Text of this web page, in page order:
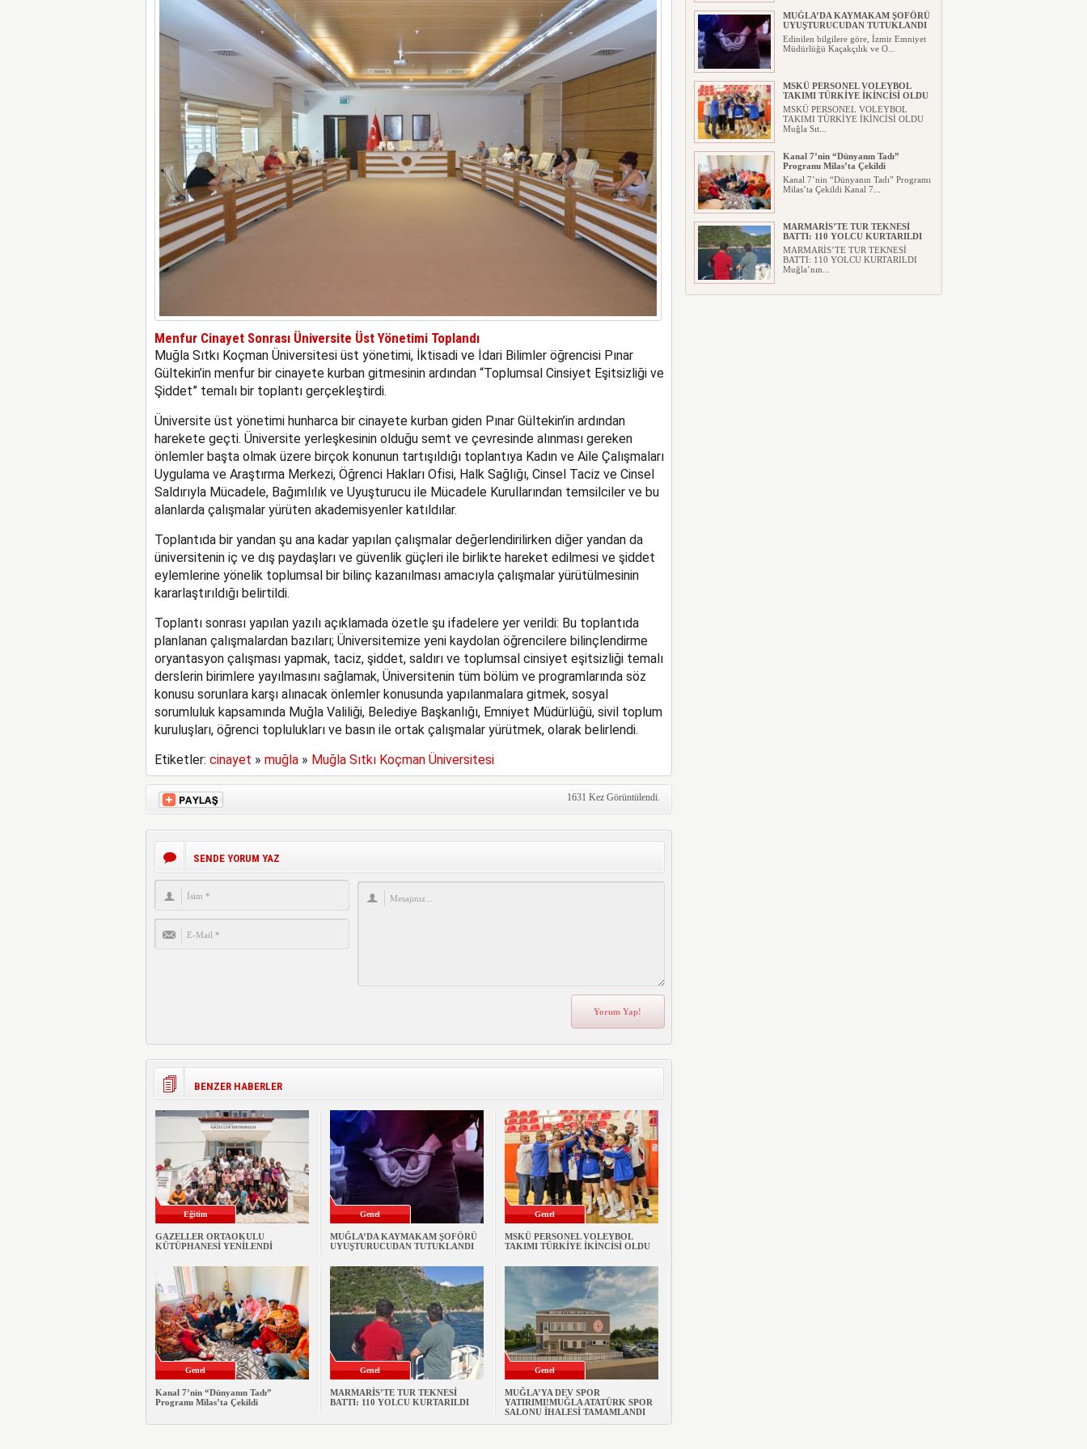
Menfur Cinayet Sonrası Üniversite Üst Yönetimi Toplandı
Muğla Sıtkı Koçman Üniversitesi üst yönetimi, İktisadi ve İdari Bilimler öğrencisi Pınar
Gültekin’in menfur bir cinayete kurban gitmesinin ardından “Toplumsal Cinsiyet Eşitsizliği ve
Şiddet” temalı bir toplantı gerçekleştirdi.
Üniversite üst yönetimi hunharca bir cinayete kurban giden Pınar Gültekin’in ardından
harekete geçti. Üniversite yerleşkesinin olduğu semt ve çevresinde alınması gereken
önlemler başta olmak üzere birçok konunun tartışıldığı toplantıya Kadın ve Aile Çalışmaları
Uygulama ve Araştırma Merkezi, Öğrenci Hakları Ofisi, Halk Sağlığı, Cinsel Taciz ve Cinsel
Saldırıyla Mücadele, Bağımlılık ve Uyuşturucu ile Mücadele Kurullarından temsilciler ve bu
alanlarda çalışmalar yürüten akademisyenler katıldılar.
Toplantıda bir yandan şu ana kadar yapılan çalışmalar değerlendirilirken diğer yandan da
üniversitenin iç ve dış paydaşları ve güvenlik güçleri ile birlikte hareket edilmesi ve şiddet
eylemlerine yönelik toplumsal bir bilinç kazanılması amacıyla çalışmalar yürütülmesinin
kararlaştırıldığı belirtildi.
Toplantı sonrası yapılan yazılı açıklamada özetle şu ifadelere yer verildi: Bu toplantıda
planlanan çalışmalardan bazıları; Üniversitemize yeni kaydolan öğrencilere bilinçlendirme
oryantasyon çalışması yapmak, taciz, şiddet, saldırı ve toplumsal cinsiyet eşitsizliği temalı
derslerin birimlere yayılmasını sağlamak, Üniversitenin tüm bölüm ve programlarında söz
konusu sorunlara karşı alınacak önlemler konusunda yapılanmalara gitmek, sosyal
sorumluluk kapsamında Muğla Valiliği, Belediye Başkanlığı, Emniyet Müdürlüğü, sivil toplum
kuruluşları, öğrenci toplulukları ve basın ile ortak çalışmalar yürütmek, olarak belirlendi.
Etiketler: cinayet » muğla» Muğla Sıtkı Koçman Üniversitesi
1631 Kez Görüntülendi.
SENDE YORUM YAZ
BENZER HABERLER
Eğitim
GAZELLER ORTAOKULU
KÜTÜPHANESİ YENİLENDİ
Genel
MUĞLA’DA KAYMAKAM ŞOFÖRÜ
UYUŞTURUCUDAN TUTUKLANDI
Genel
MSKÜ PERSONEL VOLEYBOL
TAKIMI TÜRKİYE İKİNCİSİ OLDU
Genel
Kanal 7’nin “Dünyanın Tadı”
Programı Milas’ta Çekildi
Genel
MARMARİS’TE TUR TEKNESİ
BATTI: 110 YOLCU KURTARILDI
Genel
MUĞLA’YA DEV SPOR
YATIRIMI!MUĞLA ATATÜRK SPOR
SALONU İHALESİ TAMAMLANDI
MUĞLA’DA KAYMAKAM ŞOFÖRÜ
UYUŞTURUCUDAN TUTUKLANDI
Edinilen bilgilere göre, İzmir Emniyet
Müdürlüğü Kaçakçılık ve O...
MSKÜ PERSONEL VOLEYBOL
TAKIMI TÜRKİYE İKİNCİSİ OLDU
MSKÜ PERSONEL VOLEYBOL
TAKIMI TÜRKİYE İKİNCİSİ OLDU
Muğla Sıt...
Kanal 7’nin “Dünyanın Tadı”
Programı Milas’ta Çekildi
Kanal 7’nin “Dünyanın Tadı” Programı
Milas’ta Çekildi Kanal 7...
MARMARİS’TE TUR TEKNESİ
BATTI: 110 YOLCU KURTARILDI
MARMARİS’TE TUR TEKNESİ
BATTI: 110 YOLCU KURTARILDI
Muğla’nın...
MUĞLA’YA DEV SPOR